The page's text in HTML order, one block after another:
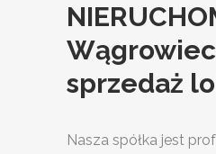
sprzedaż
Nasza spółka jest